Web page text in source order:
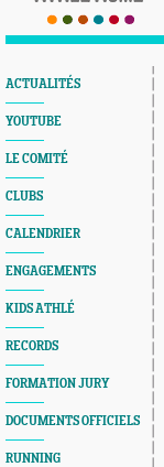
ACTUALITÉS
YOUTUBE
LE COMITÉ
CLUBS
CALENDRIER
ENGAGEMENTS
KIDS ATHLÉ
RECORDS
FORMATION JURY
DOCUMENTS OFFICIELS
RUNNING